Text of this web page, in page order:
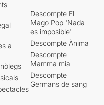
a
Descompte El
Mago Pop 'Nada
es imposible'
Descompte Ànima
Descompte
Mamma mia
Descompte
Germans de sang